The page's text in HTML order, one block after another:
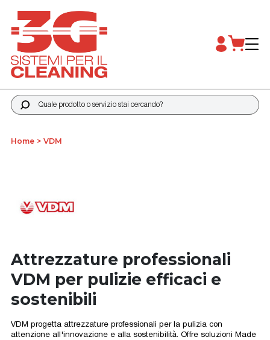
Quale prodotto o servizio stai cercando?
Home VDM
Attrezzature professionali
VDM per pulizie efficaci e
sostenibili
VDM progetta attrezzature professionali per la pulizia con
attenzione all'innovazione e alla sostenibilità. Offre soluzioni Made